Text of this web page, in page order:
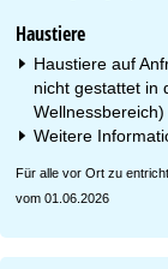
Haustiere
Haustiere auf
nicht gestattet in
Wellnessbereich)
Weitere
Für alle vor Ort zu
vom 01.06.2026